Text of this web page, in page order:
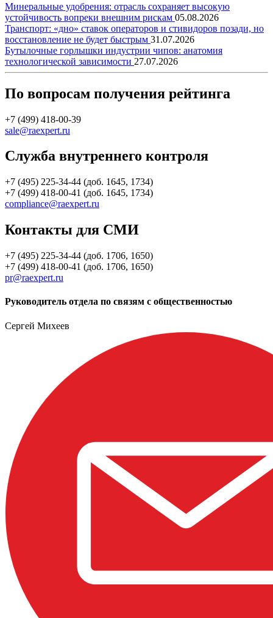
Минеральные удобрения: отрасль сохраняет высокую
устойчивость вопреки внешним рискам 05.08.2026
Транспорт: «дно» ставок операторов и стивидоров позади, но
восстановление не будет быстрым 31.07.2026
Бутылочные горлышки индустрии чипов: анатомия
технологической зависимости 27.07.2026
По вопросам получения рейтинга
+7 (499) 418-00-39
sale@raexpert.ru
Служба внутреннего контроля
+7 (495) 225-34-44 (доб. 1645, 1734)
+7 (499) 418-00-41 (доб. 1645, 1734)
compliance@raexpert.ru
Контакты для СМИ
+7 (495) 225-34-44 (доб. 1706, 1650)
+7 (499) 418-00-41 (доб. 1706, 1650)
pr@raexpert.ru
Руководитель отдела по связям с общественностью
Сергей Михеев